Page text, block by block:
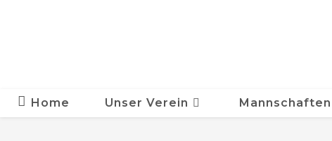
Home Unser Verein Mannschaften